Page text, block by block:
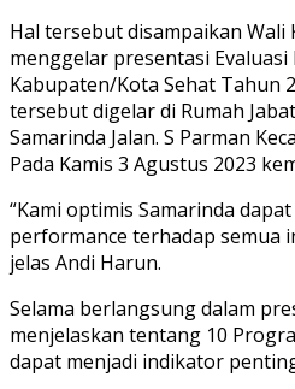
Hal tersebut disampaikan Wali
menggelar presentasi
Kabupaten/Kota Sehat Tahun
tersebut digelar di Rumah
Samarinda Jalan. S Parman
Pada Kamis 3 Agustus 2023
“Kami optimis Samarinda
performance terhadap semua
jelas Andi Harun.
Selama berlangsung dalam
menjelaskan tentang 10
dapat menjadi indikator